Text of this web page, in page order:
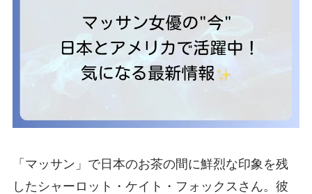
「マッサン」で日本のお茶の間に鮮烈な印象を残
したシャーロット・ケイト・フォックスさん。彼